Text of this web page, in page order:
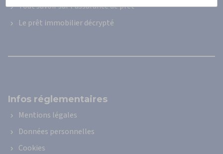
Tout savoir sur l'assurance de prêt
Le prêt immobilier décrypté
Infos réglementaires
Mentions légales
Données personnelles
Cookies